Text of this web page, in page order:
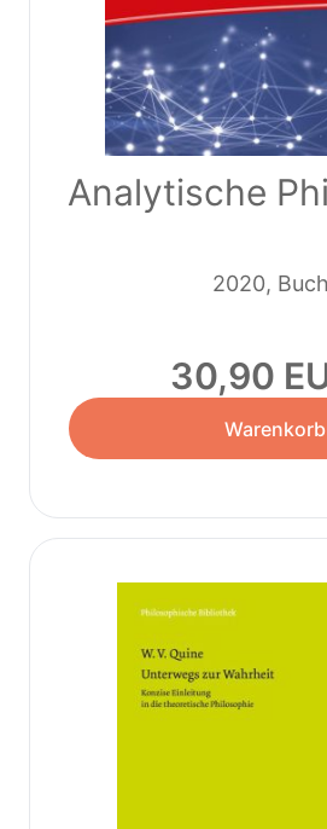
Analytische
2020, Buch
30,90
Warenkorb